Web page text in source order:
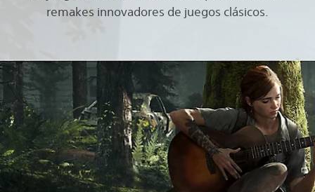
remakes innovadores de juegos clásicos.